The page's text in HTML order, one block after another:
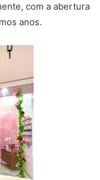
com a abertura
anos.